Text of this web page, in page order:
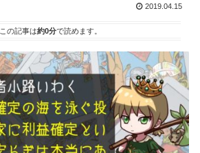
2019.04.15
この記事は約0分で読めます。